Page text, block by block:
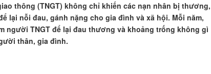
thông (TNGT) không chỉ khiến các nạn nhân bị thương,
lại nỗi đau, gánh nặng cho gia đình và xã hội. Mỗi năm,
người TNGT để lại đau thương và khoảng trống không gì
thân, gia đình.